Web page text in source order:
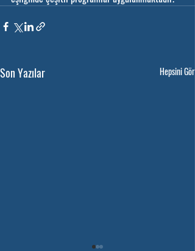
Son Yazılar Hepsini Gör